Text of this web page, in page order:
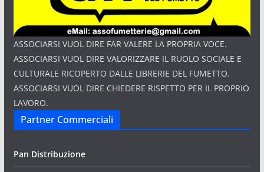
ASSOCIARSI VUOL DIRE FAR VALERE LA PROPRIA VOCE.
ASSOCIARSI VUOL DIRE VALORIZZARE IL RUOLO SOCIALE E
CULTURALE RICOPERTO DALLE LIBRERIE DEL FUMETTO.
ASSOCIARSI VUOL DIRE CHIEDERE RISPETTO PER IL PROPRIO
LAVORO.
Partner Commerciali
Pan Distribuzione